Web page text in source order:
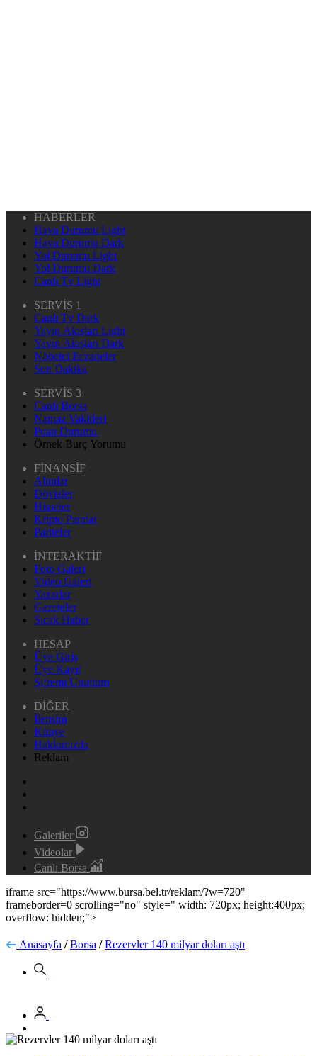
HABERLER
Hava Durumu Light
Hava Durumu Dark
Yol Durumu Light
Yol Durumu Dark
Canlı Tv Light
SERVİS 1
Canlı Tv Dark
Yayın Akışları Light
Yayın Akışları Dark
Nöbetçi Eczaneler
Son Dakika
SERVİS 3
Canlı Borsa
Namaz Vakitleri
Puan Durumu
Örnek Burç Yorumu
FİNANSİF
Altınlar
Dövizler
Hisseler
Kripto Paralar
Pariteler
İNTERAKTİF
Foto Galeri
Video Galeri
Yazarlar
Gazeteler
Sıcak Haber
HESAP
Üye Giriş
Üye Kayıt
Şifremi Unuttum
DİĞER
İletişim
Künye
Hakkımızda
Reklam
Galeriler
Videolar
Canlı Borsa
iframe src="https://www.bursa.bel.tr/reklam/?w=720"
frameborder=0 scrolling="no" style=" width: 720px; height:400px;
overflow: hidden;">
Anasayfa / Borsa / Rezervler 140 milyar doları aştı